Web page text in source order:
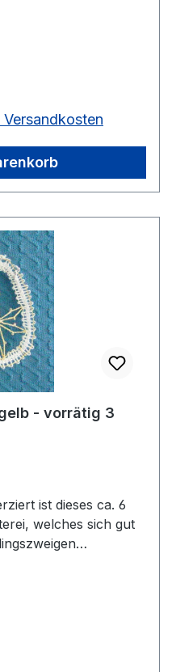
- vorrätig 3
ist dieses ca. 6
welches sich gut